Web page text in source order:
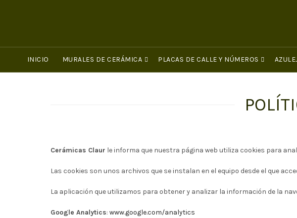
INICIO MURALES DE CERÁMICA PLACAS DE CALLE Y NÚMEROS
Cerámicas Claur le informa que nuestra página web utiliza cookies para
Las cookies son unos archivos que se instalan en el equipo desde el que
La aplicación que utilizamos para obtener y analizar la información de la
Google Analytics: www.google.com/analytics